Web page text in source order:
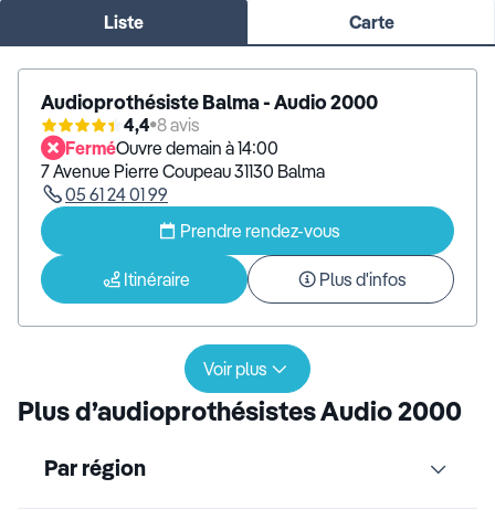
Liste Carte
Audioprothésiste Balma - Audio 2000
4,4 8 avis
FerméOuvre demain à 14:00
7 Avenue Pierre Coupeau 31130 Balma
05 61 24 01 99
Prendre rendez-vous
Itinéraire Plus d'infos
Voir plus
Plus d’audioprothésistes Audio 2000
Par région